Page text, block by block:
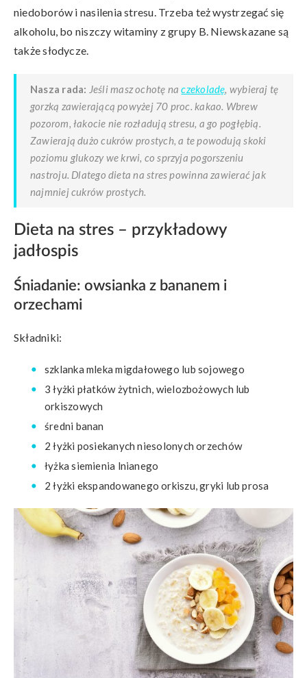
niedoborów i nasilenia stresu. Trzeba też wystrzegać się
alkoholu, bo niszczy witaminy z grupy B. Niewskazane są
także słodycze.
Nasza rada: Jeśli masz ochotę naczekoladę, wybieraj tę
gorzką zawierającą powyżej 70 proc. kakao. Wbrew
pozorom, łakocie nie rozładują stresu, a go pogłębią.
Zawierają dużo cukrów prostych, a te powodują skoki
poziomu glukozy we krwi, co sprzyja pogorszeniu
nastroju. Dlatego dieta na stres powinna zawierać jak
najmniej cukrów prostych.
Dieta na stres – przykładowy
jadłospis
Śniadanie: owsianka z bananem i
orzechami
Składniki:
szklanka mleka migdałowego lub sojowego
3 łyżki płatków żytnich, wielozbożowych lub
orkiszowych
średni banan
2 łyżki posiekanych niesolonych orzechów
łyżka siemienia lnianego
2 łyżki ekspandowanego orkiszu, gryki lub prosa